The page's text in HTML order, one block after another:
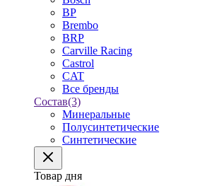
BP
Brembo
BRP
Carville Racing
Castrol
CAT
Все бренды
Состав(3)
Минеральные
Полусинтетические
Синтетические
Товар дня